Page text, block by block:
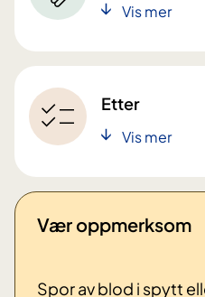
Vis mer
Etter
Vis mer
Vær oppmerksom
Spor av blod i spytt